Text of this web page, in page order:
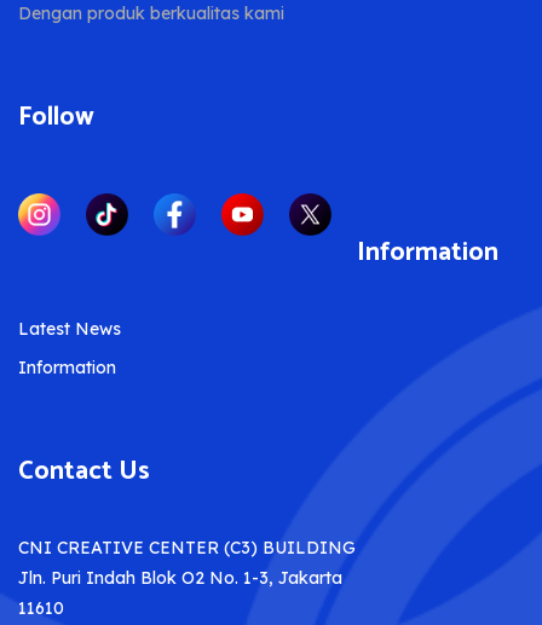
Dengan produk berkualitas kami
Follow
Information
Latest News
Information
Contact Us
CNI CREATIVE CENTER (C3) BUILDING
Jln. Puri Indah Blok O2 No. 1-3, Jakarta
11610